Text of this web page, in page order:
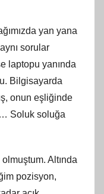
yan yana
sorular
laptopu yanında
Bilgisayarda
onun eşliğinde
Soluk soluğa
Altında
pozisyon,